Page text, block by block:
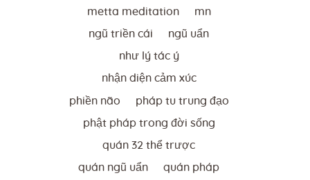
metta meditation mn
ngũ triền cái ngũ uẩn
như lý tác ý
nhận diện cảm xúc
phiền não pháp tu trung đạo
phật pháp trong đời sống
quán 32 thể trược
quán ngũ uẩn quán pháp